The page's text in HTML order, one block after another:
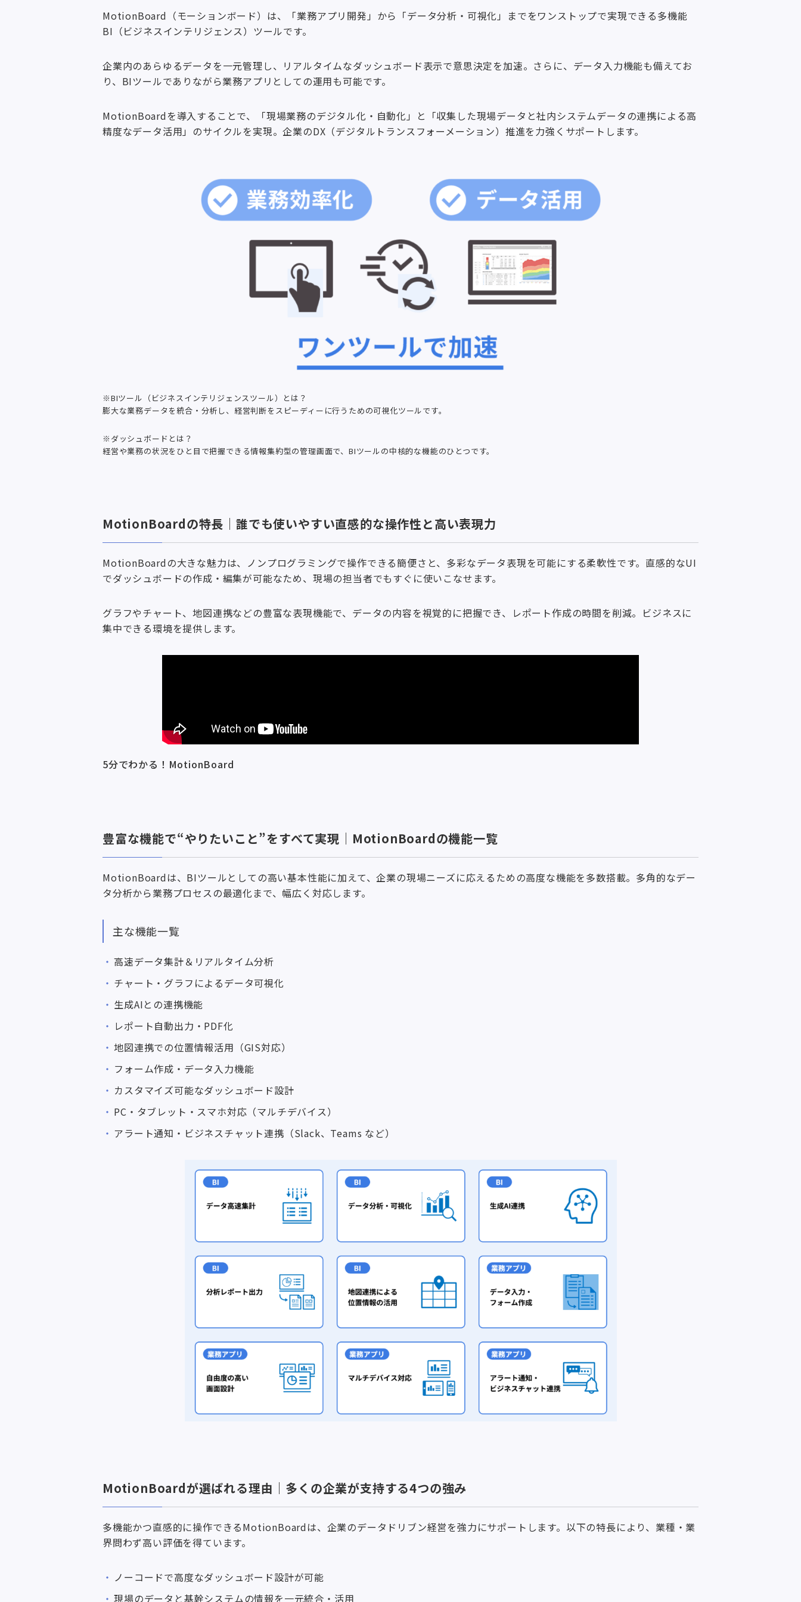
MotionBoard（モーションボード）は、「業務アプリ開発」から「データ分析・可視化」までをワンストップで実現できる多機能
BI（ビジネスインテリジェンス）ツールです。
企業内のあらゆるデータを一元管理し、リアルタイムなダッシュボード表示で意思決定を加速。さらに、データ入力機能も備えてお
り、BIツールでありながら業務アプリとしての運用も可能です。
MotionBoardを導入することで、「現場業務のデジタル化・自動化」と「収集した現場データと社内システムデータの連携による高
精度なデータ活用」のサイクルを実現。企業のDX（デジタルトランスフォーメーション）推進を力強くサポートします。
※BIツール（ビジネスインテリジェンスツール）とは？
膨大な業務データを統合・分析し、経営判断をスピーディーに行うための可視化ツールです。
※ダッシュボードとは？
経営や業務の状況をひと目で把握できる情報集約型の管理画面で、BIツールの中核的な機能のひとつです。
MotionBoardの特長｜誰でも使いやすい直感的な操作性と高い表現力
MotionBoardの大きな魅力は、ノンプログラミングで操作できる簡便さと、多彩なデータ表現を可能にする柔軟性です。直感的なUI
でダッシュボードの作成・編集が可能なため、現場の担当者でもすぐに使いこなせます。
グラフやチャート、地図連携などの豊富な表現機能で、データの内容を視覚的に把握でき、レポート作成の時間を削減。ビジネスに
集中できる環境を提供します。
5分でわかる！MotionBoard
豊富な機能で“やりたいこと”をすべて実現｜MotionBoardの機能一覧
MotionBoardは、BIツールとしての高い基本性能に加えて、企業の現場ニーズに応えるための高度な機能を多数搭載。多角的なデー
タ分析から業務プロセスの最適化まで、幅広く対応します。
主な機能一覧
高速データ集計＆リアルタイム分析
チャート・グラフによるデータ可視化
生成AIとの連携機能
レポート自動出力・PDF化
地図連携での位置情報活用（GIS対応）
フォーム作成・データ入力機能
カスタマイズ可能なダッシュボード設計
PC・タブレット・スマホ対応（マルチデバイス）
アラート通知・ビジネスチャット連携（Slack、Teams など）
MotionBoardが選ばれる理由｜多くの企業が支持する4つの強み
多機能かつ直感的に操作できるMotionBoardは、企業のデータドリブン経営を強力にサポートします。以下の特長により、業種・業
界問わず高い評価を得ています。
ノーコードで高度なダッシュボード設計が可能
現場のデータと基幹システムの情報を一元統合・活用